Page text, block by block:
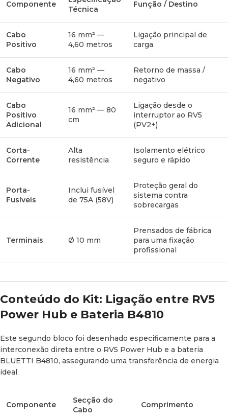
Componente
Cabo
Comprimento
(Curto)
50 mm² 80 cm
(Longo)
1 metro
50 mm² 1,80 metros
Terminais Ø 10 mm Alta condutividade
Nota Técnica:
A elevada secção dos cabos (50 mm²)
permite suportar altas intensidades de corrente, algo
imprescindível em sistemas de grande capacidade como a
Principais Vantagens em Sistemas
Camper
Compatibilidade Total:Desenhado à medida para o
BLUETTI RV5 Power Hub
críticos, como fusíveis e corta-circuitos de alta resistência.
Componente
Técnica
Função / Destino
Cabo
Positivo
16 mm² —
4,60 metros
Ligação principal de
carga
Cabo
Negativo
16 mm² —
4,60 metros
Retorno de massa /
negativo
Cabo
Positivo
Adicional
16 mm² — 80
cm
Ligação desde o
interruptor ao RV5
(PV2+)
Corta-
Corrente
Alta
resistência
Isolamento elétrico
seguro e rápido
Porta-
Fusíveis
Inclui fusível
de 75A (58V)
Proteção geral do
sistema contra
sobrecargas
Terminais Ø 10 mm
Prensados de fábrica
para uma fixação
profissional
Conteúdo do Kit: Ligação entre RV5
Power Hub e Bateria B4810
Este segundo bloco foi desenhado especificamente para a
interconexão direta entre o RV5 Power Hub e a bateria
BLUETTI B4810, assegurando uma transferência de energia
ideal.
Componente
Secção do
Cabo
Comprimento